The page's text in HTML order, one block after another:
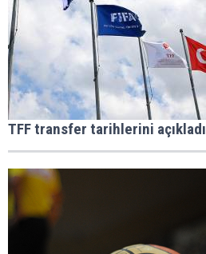
TFF transfer tarihlerini açıkladı